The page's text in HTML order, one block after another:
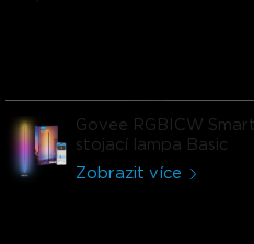
nebude posledním produktem
od Govee, který jsem si
koupil!!!!!!
Govee RGBICW Smart
stojací lampa Basic
Zobrazit více